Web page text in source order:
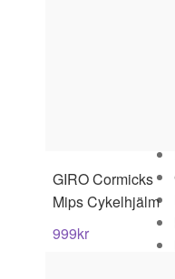
GIROCormicks
Mips Cykelhjälm
999kr